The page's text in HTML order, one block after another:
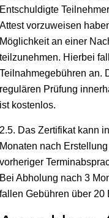
Entschuldigte
Attest vorzuweisen
Möglichkeit an einer
teilzunehmen. Hierbei
Teilnahmegebühren an.
regulären Prüfung
ist kostenlos.
2.5. Das Zertifikat kann
Monaten nach
vorheriger
Bei Abholung nach 3
fallen Gebühren über 20